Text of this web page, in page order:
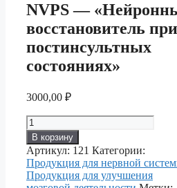
NVPS —
восстановитель при
постинсультных
состояниях»
3000,00 ₽
Количество
товара
NVPS
—
«Нейронный
восстановитель
В корзину
Артикул: 121 Категории:
Продукция для нервной
Продукция для улучшения